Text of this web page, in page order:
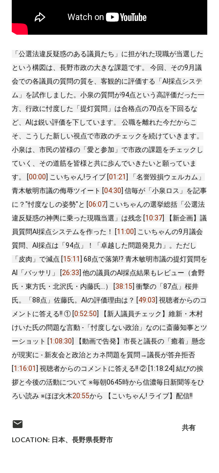
「公選法違反疑惑のある議員たち」に担がれた現職が当選した
という構図は、長野市政の大きな課題です。 今回、その9月議
会での各議員の質問の質を、客観的に評価する「AI採点システ
ム」を試作しました。小泉の質問が94点という高評価だった一
方、行政に忖度した「提灯質問」は合格点の70点を下回るな
ど、AIは鋭い評価を下しています。 公職を離れた今だからこ
そ、こうした新しい視点で市政のチェックを続けていきます。
小泉は、市民の皆様の「愛と参加」で市政の課題をチェックし
ていく、その道筋を皆様と共に歩んでいきたいと願っていま
す。 [00:00] こいちゃん!ライブ [01:21 ] 「名誉毀損ウェルカム」
青木敏明市議の侮辱ツイート [04:30] 信毎が「小泉ロス」を記事
に？"忖度なしの姿勢"と [06:07] こいちゃんの選挙総括「公選法
違反疑惑の神輿に乗った現職当選」は残念 [10:37] 【新企画】議
員質問AI採点システムを作った！ [11:00] こいちゃんの9月議会
質問、AI採点は「94点」！「卓越した問題発見力」。ただし
「皮肉」で減点 [15:11 ] 68点で落第!? 青木敏明市議の提灯質問を
AI「バッサリ」 [26:33] 他の議員のAI採点結果もレビュー（倉野
氏・東方氏・北沢氏・内藤氏…） [38:15] 衝撃の「87点」桜井
氏。「88点」佐藤氏。AIの評価理由は？ [49:03] 視聴者からのコ
メントに答える!! ① [0:52:50] 【新人議員チェック】維新・木村
けいた氏の問題な言動 -「忖度しない政治」なのに斎藤知事とツ
ーショット [1:08:30] 【動画で告発】市長と議長の「癒着」懸念
が現実に - 新友会と政治とカネ問題を質問→議長が答弁拒否
[1:16:01 ] 視聴者からのコメントに答える!! ② [1:18:24] 結びの挨
拶と今後の活動について ※毎朝0645時から信濃毎日新聞等をひ
ろい読み ※ほぼ火木20:55から 【こいちゃん! ライブ】配信!!
LOCATION: 日本、長野県長野市
共有